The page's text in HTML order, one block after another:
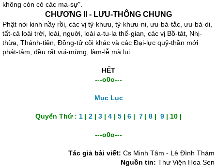
không còn có các ma-sự".
CHƯƠNG II - LƯU-THÔNG CHUNG
Phật nói kinh nầy rồi, các vị tỷ-khưu, tỷ-khưu-ni, ưu-bà-tắc, ưu-bà-di,
tất-cả loài trời, loài, nguời, loài a-tu-la thế-gian, các vị Bồ-tát, Nhị-
thừa, Thánh-tiên, Đồng-tử cõi khác và các Đại-lực quỷ-thần mới
phát-tâm, đều rất vui-mừng, làm-lễ mà lui.
HẾT
---o0o---
Mục Lục
Quyển Thứ : 1 | 2 | 3 | 4 | 5 | 6 | 7 | 8 | 9 | 10 |
---o0o---
Tác giả bài viết: Cs Minh Tâm - Lê Đình Thám
Nguồn tin: Thư Viện Hoa Sen